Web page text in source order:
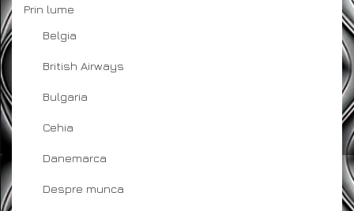
Prin lume
Belgia
British Airways
Bulgaria
Cehia
Danemarca
Despre munca